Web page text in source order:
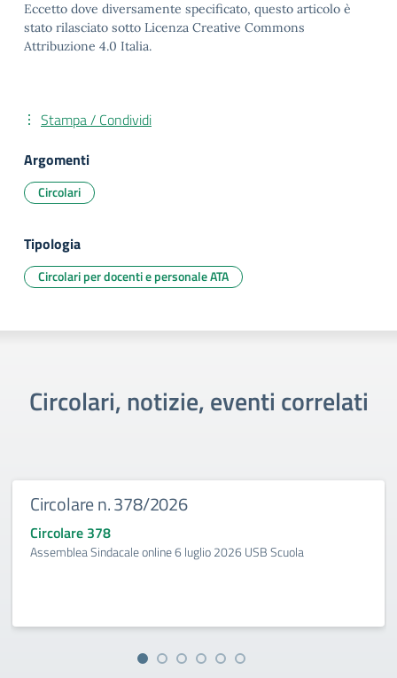
Eccetto dove diversamente specificato, questo articolo è
stato rilasciato sotto Licenza Creative Commons
Attribuzione 4.0 Italia.
Stampa / Condividi
Argomenti
Circolari
Tipologia
Circolari per docenti e personale ATA
Circolari, notizie, eventi correlati
Circolare n. 378/2026
Circolare 378
Assemblea Sindacale online 6 luglio 2026 USB Scuola